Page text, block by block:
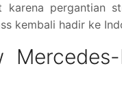
karena pergantian
kembali hadir ke